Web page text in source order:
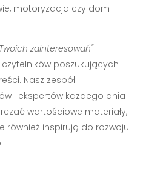
motoryzacja czy dom i
zainteresowań"
poszukujących
Nasz zespół
i ekspertów każdego dnia
wartościowe materiały,
również inspirują do rozwoju